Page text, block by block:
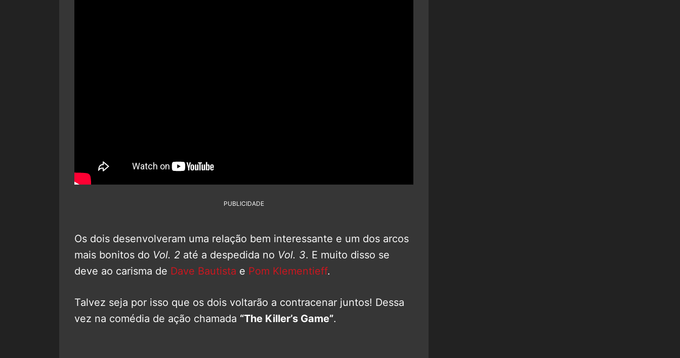
PUBLICIDADE
Os dois desenvolveram uma relação bem interessante e um dos arcos
mais bonitos do Vol. 2 até a despedida no Vol. 3. E muito disso se
deve ao carisma de Dave Bautista e Pom Klementieff.
Talvez seja por isso que os dois voltarão a contracenar juntos! Dessa
vez na comédia de ação chamada “The Killer’s Game”.